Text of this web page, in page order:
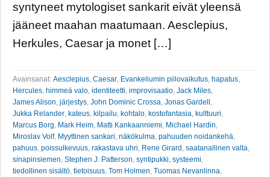
syntyneet mytologiset sankarit eivät yleensä
jääneet maahan maatumaan. Aesclepius,
Herkules, Caesar ja monet […]
Avainsanat: Aesclepius Caesar Evankeliumin piilovaikutus hapatus
Hercules himmeä valo identiteetti improvisaatio Jack Miles
James Alison järjestys John Dominic Crossa Jonas Gardell
Jukka Relander kateus kilpailu kohtalo kostofantasia kulttuuri
Marcus Borg Mark Heim Matti Kankaanniemi Michael Hardin
Miroslav Volf, Myyttinen sankari näkökulma pahuuden noidankehä
pahuus poissulkevuus rakastava uhri Rene Girard saatanallinen valta
sinapinsiemen Stephen J. Patterson syntipukki systeemi
tiedollinen sisältö tietoisuus Tom Holmen Tuomas Nevanlinna